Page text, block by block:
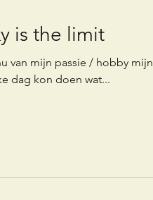
is the limit
nu van mijn passie / hobby mijn
dag kon doen wat...